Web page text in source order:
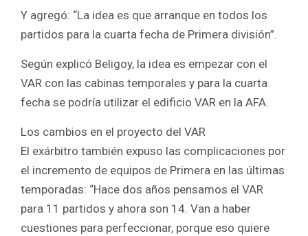
Y agregó: “La idea es que arranque en todos los
partidos para la cuarta fecha de Primera división”.
Según explicó Beligoy, la idea es empezar con el
VAR con las cabinas temporales y para la cuarta
fecha se podría utilizar el edificio VAR en la AFA.
Los cambios en el proyecto del VAR
El exárbitro también expuso las complicaciones por
el incremento de equipos de Primera en las últimas
temporadas: “Hace dos años pensamos el VAR
para 11 partidos y ahora son 14. Van a haber
cuestiones para perfeccionar, porque eso quiere